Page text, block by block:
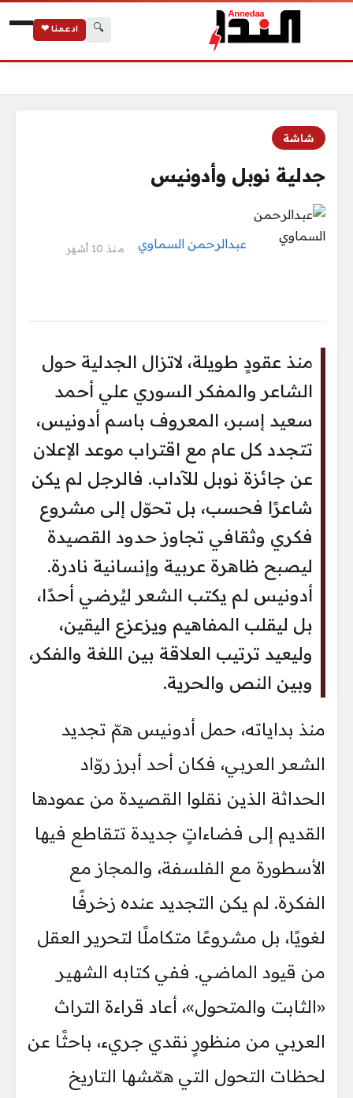
🔍 ادعمنا ❤
شاشة
جدلية نوبل وأدونيس
عبدالرحمن السماوي منذ 10 أشهر
منذ عقودٍ طويلة، لاتزال الجدلية حول
الشاعر والمفكر السوري علي أحمد
سعيد إسبر، المعروف باسم أدونيس،
تتجدد كل عام مع اقتراب موعد الإعلان
عن جائزة نوبل للآداب. فالرجل لم يكن
شاعرًا فحسب، بل تحوّل إلى مشروع
فكري وثقافي تجاوز حدود القصيدة
ليصبح ظاهرة عربية وإنسانية نادرة.
أدونيس لم يكتب الشعر ليُرضي أحدًا،
بل ليقلب المفاهيم ويزعزع اليقين،
وليعيد ترتيب العلاقة بين اللغة والفكر،
وبين النص والحرية.
منذ بداياته، حمل أدونيس همّ تجديد
الشعر العربي، فكان أحد أبرز روّاد
الحداثة الذين نقلوا القصيدة من عمودها
القديم إلى فضاءاتٍ جديدة تتقاطع فيها
الأسطورة مع الفلسفة، والمجاز مع
الفكرة. لم يكن التجديد عنده زخرفًا
لغويًا، بل مشروعًا متكاملًا لتحرير العقل
من قيود الماضي. ففي كتابه الشهير
«الثابت والمتحول»، أعاد قراءة التراث
العربي من منظورٍ نقدي جريء، باحثًا عن
لحظات التحول التي همّشها التاريخ